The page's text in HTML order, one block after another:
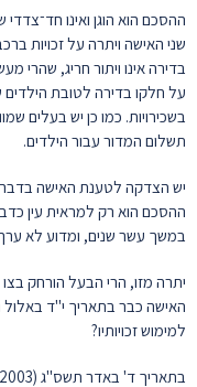
ההסכם הוא הוגן ואינו
שני האישה ויתרה על זכויות
בדירה אינו ויתור חריג, שהרי
על חלקו בדירה לטובת הילדים
בשכירויות. כמו כן יש בעלים
תשלום המדור עבור הילדים.
יש הצדקה לטענת האישה
ההסכם הוא רק למראית עין
במשך עשר שנים, ומדוע לא
יתרה מזו, הרי הבעל הורחק
למימוש זכויותיו?